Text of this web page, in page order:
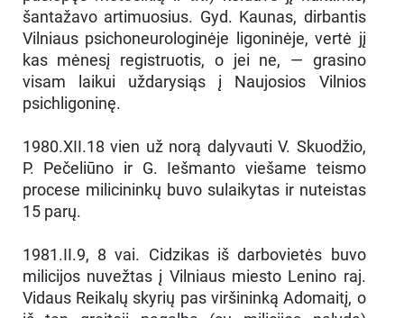
šantažavo artimuosius. Gyd. Kaunas, dirbantis
Vilniaus psichoneurologinėje ligoninėje, vertė jį
kas mėnesį registruotis, o jei ne, — grasino
visam laikui uždarysiąs į Naujosios Vilnios
psichligoninę.
1980.XII.18 vien už norą dalyvauti V. Skuodžio,
P. Pečeliūno ir G. Iešmanto viešame teismo
procese milicininkų buvo sulaikytas ir nuteistas
15 parų.
1981.II.9, 8 vai. Cidzikas iš darbovietės buvo
milicijos nuvežtas į Vilniaus miesto Lenino raj.
Vidaus Reikalų skyrių pas viršininką Adomaitį, o